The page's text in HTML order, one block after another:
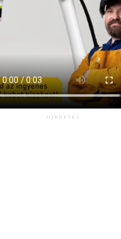
HIRDETÉS